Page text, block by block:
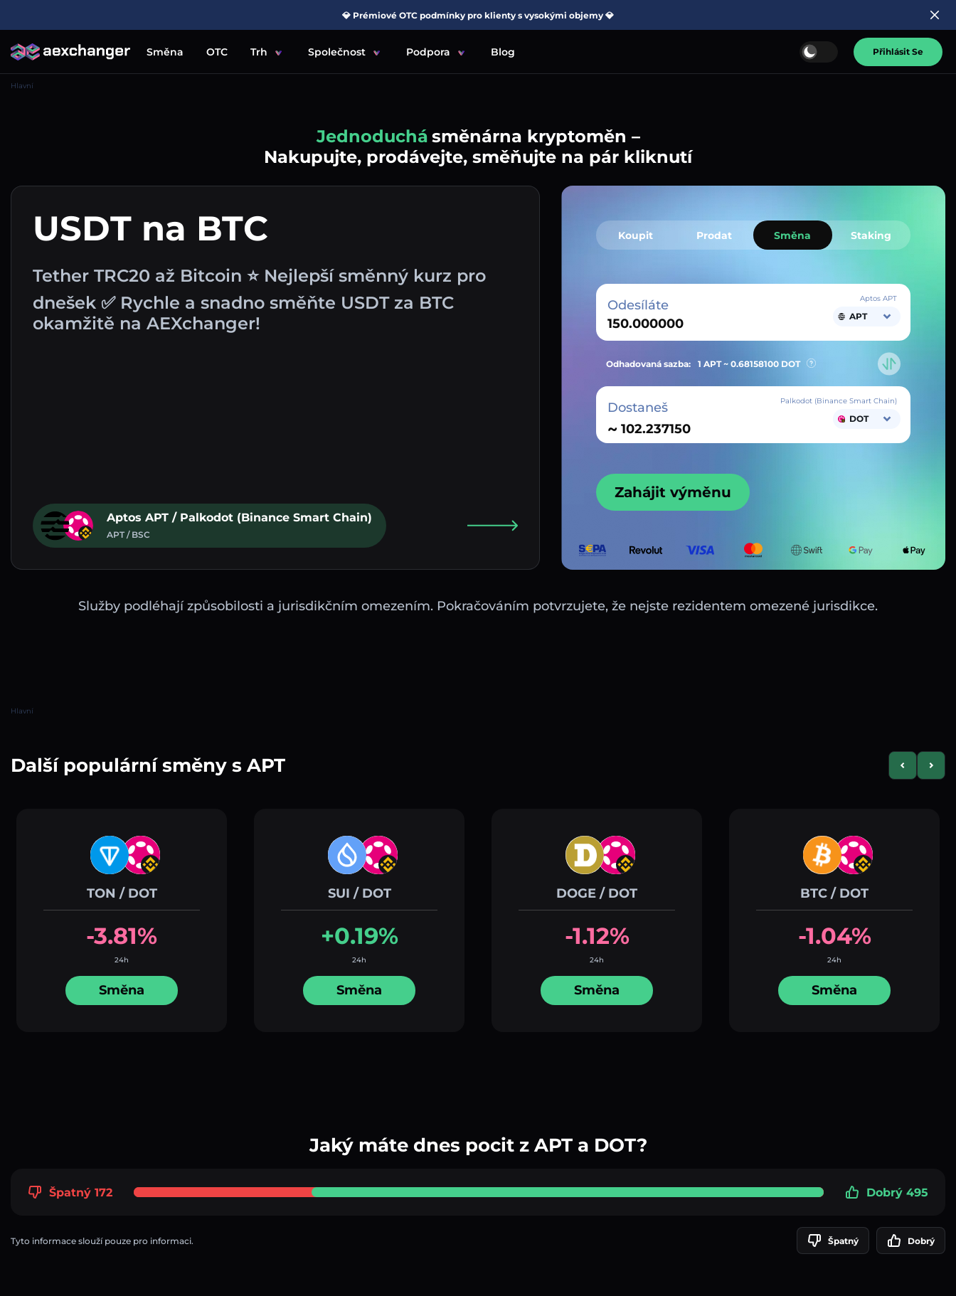
💎 Prémiové OTC podmínky pro klienty s vysokými objemy 💎
Směna OTC Trh Společnost Podpora Blog Přihlásit Se
Hlavní
Jednoduchá směnárna kryptoměn –
Nakupujte, prodávejte, směňujte na pár kliknutí
USDT na BTC
Tether TRC20 až Bitcoin ⭐ Nejlepší směnný kurz pro
dnešek ✅ Rychle a snadno směňte USDT za BTC
okamžitě na AEXchanger!
Aptos APT / Palkodot (Binance Smart Chain)
APT / BSC
Koupit Prodat Směna Staking
Odesíláte Aptos APT
APT
Odhadovaná sazba: 1 APT ~ 0.68158100 DOT
Dostaneš
~
Palkodot (Binance Smart Chain)
DOT
Zahájit výměnu
Služby podléhají způsobilosti a jurisdikčním omezením. Pokračováním potvrzujete, že nejste rezidentem omezené jurisdikce.
Hlavní
Další populární směny s APT PreviousNext
TON / DOT
-3.81%
24h
Směna
SUI / DOT
+0.19%
24h
Směna
DOGE / DOT
-1.12%
24h
Směna
BTC / DOT
-1.04%
24h
Směna
Jaký máte dnes pocit z APT a DOT?
Špatný 172 Dobrý 495
Tyto informace slouží pouze pro informaci. Špatný Dobrý